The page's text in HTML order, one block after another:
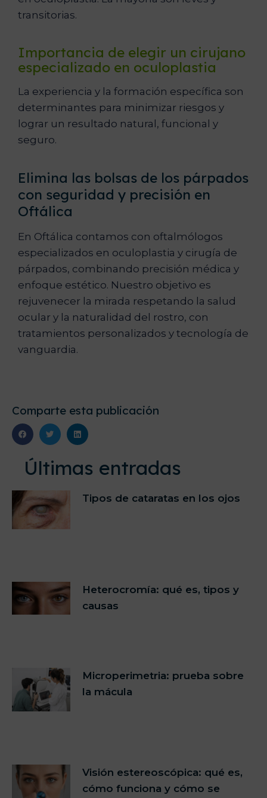
transitorias.
Importancia de elegir un cirujano
especializado en oculoplastia
La experiencia y la formación específica son
determinantes para minimizar riesgos y
lograr un resultado natural, funcional y
seguro.
Elimina las bolsas de los párpados
con seguridad y precisión en
Oftálica
En Oftálica contamos con oftalmólogos
especializados en oculoplastia y cirugía de
párpados, combinando precisión médica y
enfoque estético. Nuestro objetivo es
rejuvenecer la mirada respetando la salud
ocular y la naturalidad del rostro, con
tratamientos personalizados y tecnología de
vanguardia.
Comparte esta publicación
Últimas entradas
Tipos de cataratas en los ojos
Heterocromía: qué es, tipos y
causas
Microperimetria: prueba sobre
la mácula
Visión estereoscópica: qué es,
cómo funciona y cómo se